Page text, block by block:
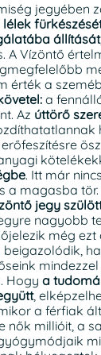
jegyében
lélek
A Vízöntő
érték a
a
Az úttörő
. Itt már
a magasba
jegy
nagyobb
még
beigazolódik,
Hogy a
,
a férfiak
nők millióit, a